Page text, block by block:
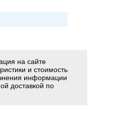
на сайте
и стоимость
информации
доставкой по